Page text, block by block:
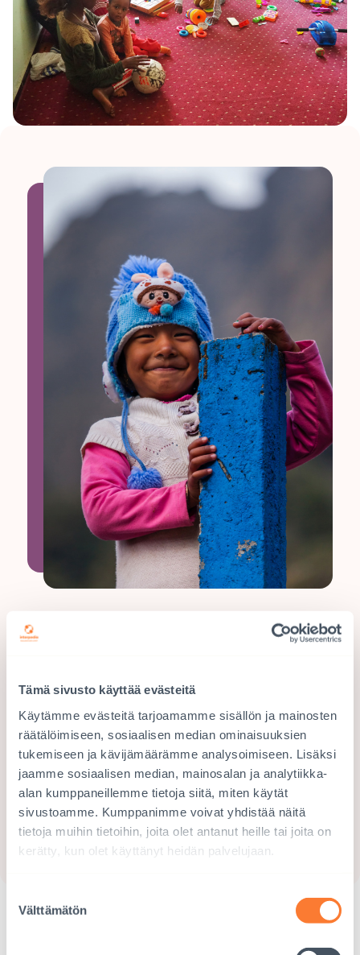
Tämä sivusto käyttää evästeitä
Käytämme evästeitä tarjoamamme sisällön ja mainosten
räätälöimiseen, sosiaalisen median ominaisuuksien
tukemiseen ja kävijämäärämme analysoimiseen. Lisäksi
jaamme sosiaalisen median, mainosalan ja analytiikka-
alan kumppaneillemme tietoja siitä, miten käytät
sivustoamme. Kumppanimme voivat yhdistää näitä
tietoja muihin tietoihin, joita olet antanut heille tai joita on
kerätty, kun olet käyttänyt heidän palvelujaan.
valinta
Välttämätön
Tule kummiksi
mahdollistat koulunkäynnin, turvallisen
lapsuuden sekä perheelle riittävän
toimeentulon. Tukesi hyödyttää koko yhteisöä
ja saat säännöllisesti kuulumisia
kummilapseltasi.
RYHDY KUMMIKSI